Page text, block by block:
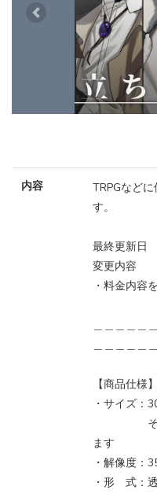
Previous
内容
TRPGなど
す。
最終更新日
変更内容
・料金内容
【商品仕様】
・サイズ：
その他
ます
・解像度：
・形 式：